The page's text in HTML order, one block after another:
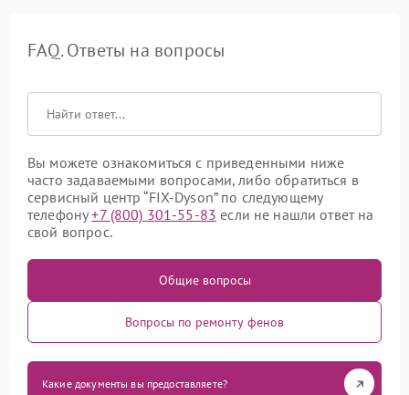
FAQ. Ответы на вопросы
Вы можете ознакомиться с приведенными ниже
часто задаваемыми вопросами, либо обратиться в
сервисный центр “FIX-Dyson” по следующему
телефону+7 (800) 301-55-83 если не нашли ответ на
свой вопрос.
Общие вопросы
Вопросы по ремонту фенов
Какие документы вы предоставляете?